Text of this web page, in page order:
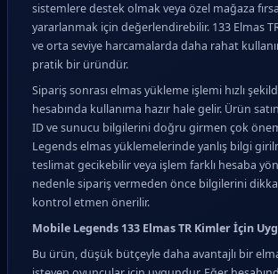
sistemlere destek olmak veya özel mağaza
yararlanmak için değerlendirebilir. 133 Elmas
ve orta seviye harcamalarda daha rahat
pratik bir üründür.
Sipariş sonrası elmas yükleme işlemi hızlı
hesabında kullanıma hazır hale gelir. Ürün
ID ve sunucu bilgilerini doğru girmen çok
Legends elmas yüklemelerinde yanlış bilgi
teslimat gecikebilir veya işlem farklı hesaba
nedenle sipariş vermeden önce bilgilerini
kontrol etmen önerilir.
Mobile Legends 133 Elmas TR Kimler İçin
Bu ürün, düşük bütçeyle daha avantajlı bir